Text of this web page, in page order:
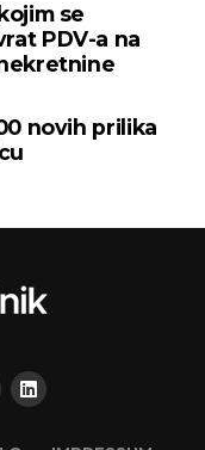
se
PDV-a na
novih prilika